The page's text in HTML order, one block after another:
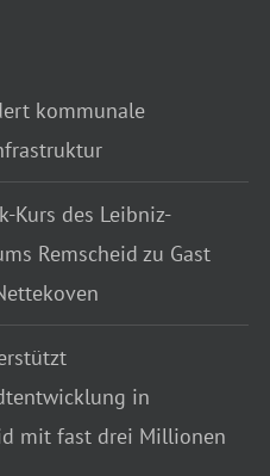
kommunale
Kurs des Leibniz-
Remscheid zu Gast
in
mit fast drei Millionen